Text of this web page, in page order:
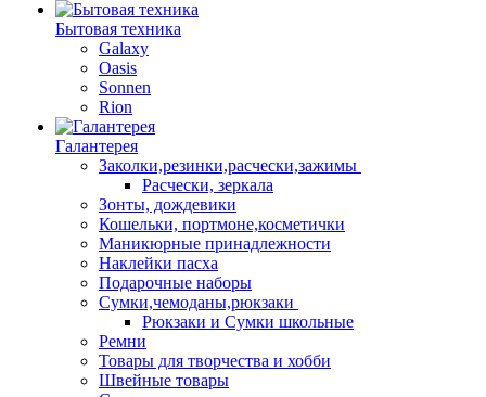
Бытовая техника
Galaxy
Oasis
Sonnen
Rion
Галантерея
Заколки,резинки,расчески,зажимы
Расчески, зеркала
Зонты, дождевики
Кошельки, портмоне,косметички
Маникюрные принадлежности
Наклейки пасха
Подарочные наборы
Сумки,чемоданы,рюкзаки
Рюкзаки и Сумки школьные
Ремни
Товары для творчества и хобби
Швейные товары